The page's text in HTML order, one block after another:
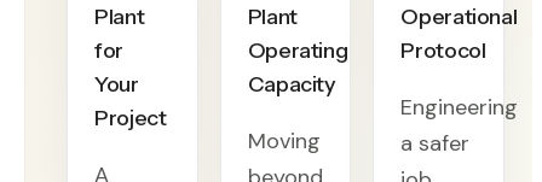
Plant
for
Your
Project
A
Plant
Operating
Capacity
Moving
Operational
Protocol
Engineering
a safer